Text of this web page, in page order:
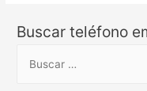
Buscar teléfono